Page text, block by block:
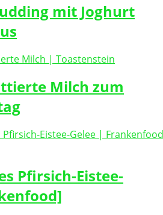
mit Joghurt
Milch zum
Pfirsich-Eistee-